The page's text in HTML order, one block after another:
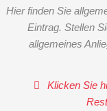
Hier finden Sie
Eintrag. Stellen
allgemeines
Klicken Sie